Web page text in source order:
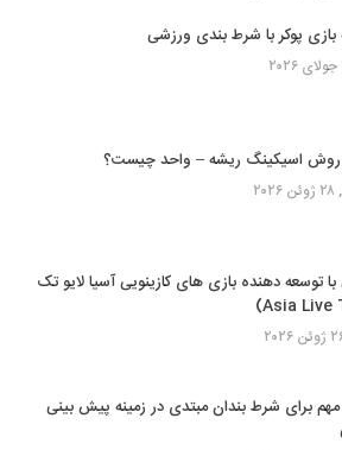
بازی پوکر با شرط بندی ورزشی
روش اسیکینگ ریشه – واحد چیست؟
با توسعه دهنده بازی های کازینویی آسیا لایو تک
مهم برای شرط بندان مبتدی در زمینه پیش بینی